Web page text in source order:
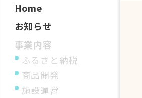
Home
お知らせ
事業内容
ふるさと納税
商品開発
施設運営